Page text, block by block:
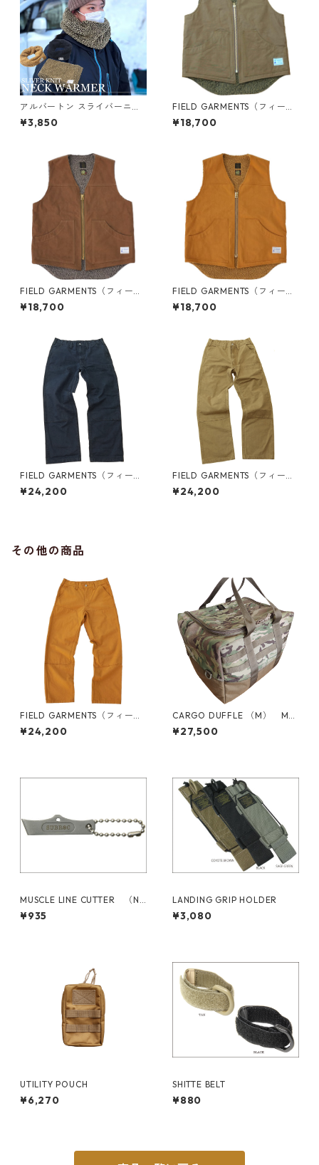
アルバートン スライバーニッ
トネックウォーマー
¥3,850
FIELD GARMENTS（フィール
ド ガーメンツ）/ VEST（ベス
ト）/UMA KHAKI（UMAカー
¥18,700
FIELD GARMENTS（フィール
ド ガーメンツ）/ VEST（ベス
ト）/BRITISH ARMY（ブリテ
¥18,700
FIELD GARMENTS（フィール
ド ガーメンツ）/ VEST（ベス
ト）/CAMEL（キャメル）
¥18,700
FIELD GARMENTS（フィール
ド ガーメンツ）/ PANTS（パ
ンツ）/NAVY（ネイビー）
¥24,200
FIELD GARMENTS（フィール
ド ガーメンツ）/ PANTS（パ
ンツ）/UMA KHAKI（UMAカ
¥24,200
その他の商品
FIELD GARMENTS（フィール
ド ガーメンツ）/ PANTS（パ
ンツ）/CAMEL（キャメル）
¥24,200
CARGO DUFFLE （M） MUL
TICAM KHAKI （No,2765）
¥27,500
MUSCLE LINE CUTTER （N
o,2646）
¥935
LANDING GRIP HOLDER
¥3,080
UTILITY POUCH
¥6,270
SHITTE BELT
¥880